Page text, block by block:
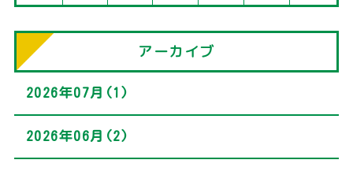
アーカイブ
2026年07月(1)
2026年06月(2)